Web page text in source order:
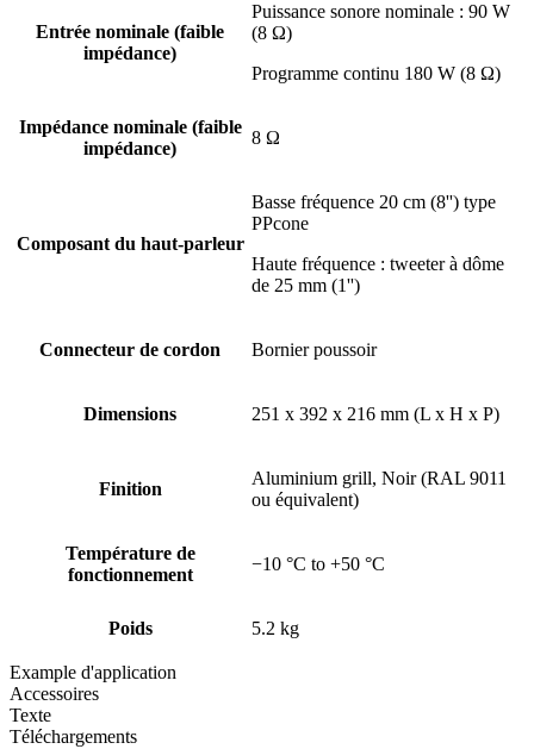
Entrée nominale (faible
impédance)
Puissance sonore nominale : 90 W
(8 Ω)
Programme continu 180 W (8 Ω)
Impédance nominale (faible
impédance)
8 Ω
Composant du haut-parleur
Basse fréquence 20 cm (8'') type
PPcone
Haute fréquence : tweeter à dôme
de 25 mm (1'')
Connecteur de cordon Bornier poussoir
Dimensions 251 x 392 x 216 mm (L x H x P)
Finition
Aluminium grill, Noir (RAL 9011
ou équivalent)
Température de
fonctionnement
−10 °C to +50 °C
Poids 5.2 kg
Example d'application
Accessoires
Texte
Téléchargements